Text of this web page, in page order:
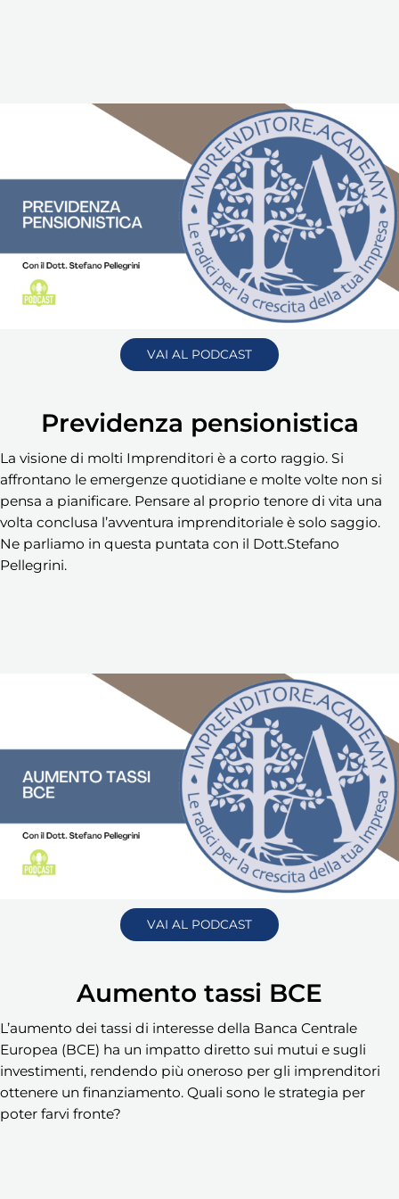
VAI AL PODCAST
Previdenza pensionistica
La visione di molti Imprenditori è a corto raggio. Si
affrontano le emergenze quotidiane e molte volte non si
pensa a pianificare. Pensare al proprio tenore di vita una
volta conclusa l’avventura imprenditoriale è solo saggio.
Ne parliamo in questa puntata con il Dott.Stefano
Pellegrini.
VAI AL PODCAST
Aumento tassi BCE
L’aumento dei tassi di interesse della Banca Centrale
Europea (BCE) ha un impatto diretto sui mutui e sugli
investimenti, rendendo più oneroso per gli imprenditori
ottenere un finanziamento. Quali sono le strategia per
poter farvi fronte?